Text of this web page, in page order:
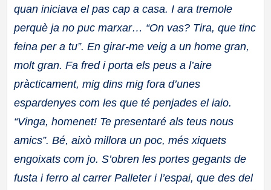
quan iniciava el pas cap a casa. I ara tremole
perquè ja no puc marxar… “On vas? Tira, que tinc
feina per a tu”. En girar-me veig a un home gran,
molt gran. Fa fred i porta els peus a l’aire
pràcticament, mig dins mig fora d’unes
espardenyes com les que té penjades el iaio.
“Vinga, homenet! Te presentaré als teus nous
amics”. Bé, això millora un poc, més xiquets
engoixats com jo. S’obren les portes gegants de
fusta i ferro al carrer Palleter i l’espai, que des del